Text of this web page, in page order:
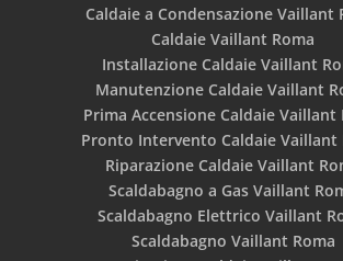
Caldaie a Condensazione Vaillant
Caldaie Vaillant Roma
Installazione Caldaie Vaillant
Manutenzione Caldaie Vaillant
Prima Accensione Caldaie Vaillant
Pronto Intervento Caldaie Vaillant
Riparazione Caldaie Vaillant
Scaldabagno a Gas Vaillant
Scaldabagno Elettrico Vaillant
Scaldabagno Vaillant Roma